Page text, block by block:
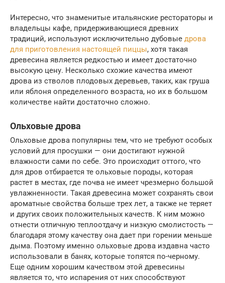
Интересно, что знаменитые итальянские рестораторы и
владельцы кафе, придерживающиеся древних
традиций, используют исключительно дубовые дрова
для приготовления настоящей пиццы, хотя такая
древесина является редкостью и имеет достаточно
высокую цену. Несколько схожие качества имеют
дрова из стволов плодовых деревьев, таких, как груша
или яблоня определенного возраста, но их в большом
количестве найти достаточно сложно.
Ольховые дрова
Ольховые дрова популярны тем, что не требуют особых
условий для просушки — они достигают нужной
влажности сами по себе. Это происходит оттого, что
для дров отбирается те ольховые породы, которая
растет в местах, где почва не имеет чрезмерно большой
увлажненности. Такая древесина может сохранять свои
ароматные свойства больше трех лет, а также не теряет
и других своих положительных качеств. К ним можно
отнести отличную теплоотдачу и низкую смолистость —
благодаря этому качеству она дает при горении меньше
дыма. Поэтому именно ольховые дрова издавна часто
использовали в банях, которые топятся по-черному.
Еще одним хорошим качеством этой древесины
является то, что испарения от них способствуют